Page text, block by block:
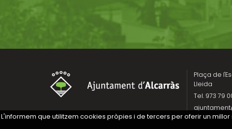
Plaça de
Lleida
Tel. 973 79
L'informem que utilitzem cookies pròpies i de tercers per oferir un